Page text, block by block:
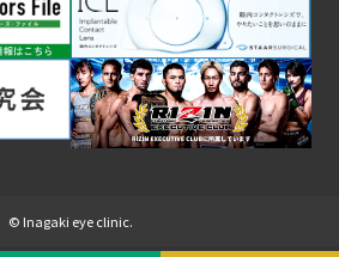
© Inagaki eye clinic.